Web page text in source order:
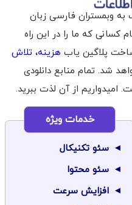
وبمستران فارسی زبان
که ما را در این راه
پلاگین یاب هزینه، تلاش
شد. تمام منابع دانلودی
از آن لذت ببرید.
خدمات ویژه
سئو تکنیکال
سئو محتوا
افزایش سرعت